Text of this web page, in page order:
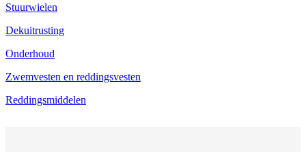
Stuurwielen
Dekuitrusting
Onderhoud
Zwemvesten en reddingsvesten
Reddingsmiddelen